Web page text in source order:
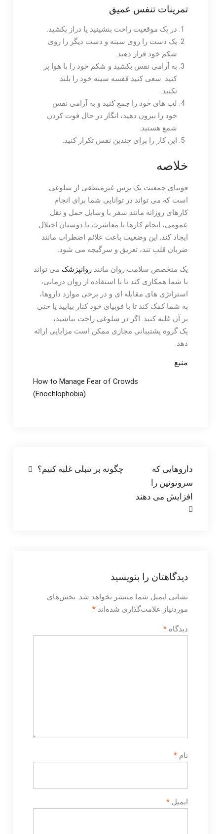
تمرینات تنفس عمیق
در یک موقعیت راحت بنشینید یا دراز بکشید.
یک دست را روی سینه و دست دیگر را روی
شکم خود قرار دهید.
به آرامی نفس بکشید و شکم خود را با هوا پر
کنید. سعی کنید قفسه سینه خود را بلند
نکنید.
لب های خود را جمع کنید و به آرامی نفس
خود را بیرون دهید، انگار در حال فوت کردن
شمع هستید.
این کار را برای چندین نفس تکرار کنید.
خلاصه
فوبیای جمعیت یک ترس غیرمنطقی از شلوغی
است که می تواند در توانایی شما برای انجام
کارهای روزانه مانند سفر با وسایل حمل و نقل
عمومی، انجام کارها یا معاشرت با دوستان اختلال
ایجاد کند. این وضعیت باعث علائم اضطراب مانند
ضربان قلب تند، تعریق و سرگیجه می شود.
یک متخصص سلامت روان مانند روانپزشک می تواند
با شما همکاری کند تا با استفاده از روان درمانی،
استراتژی های مقابله ای و در برخی موارد داروها،
به شما کمک کند تا با فوبیای خود کنار بیایید یا حتی
بر آن غلبه کنید. اگر در شلوغی راحت نباشید،
یک گروه پشتیبانی مجازی ممکن است مزایایی ارائه
دهد.
منبع
How to Manage Fear of Crowds
(Enochlophobia)
راهبری
نوشته
چگونه بر تنبلی غلبه کنیم؟
داروهایی که
سروتونین را
افزایش می دهند
دیدگاهتان را بنویسید
نشانی ایمیل شما منتشر نخواهد شد. بخش‌های
موردنیاز علامت‌گذاری شده‌اند *
دیدگاه *
نام *
ایمیل *